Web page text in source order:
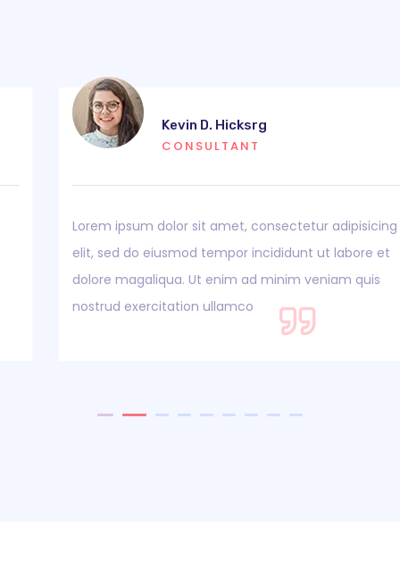
Kevin D. Hicksrg
CONSULTANT
Lorem ipsum dolor sit amet, consectetur adipisicing
elit, sed do eiusmod tempor incididunt ut labore et
dolore magaliqua. Ut enim ad minim veniam quis
nostrud exercitation ullamco